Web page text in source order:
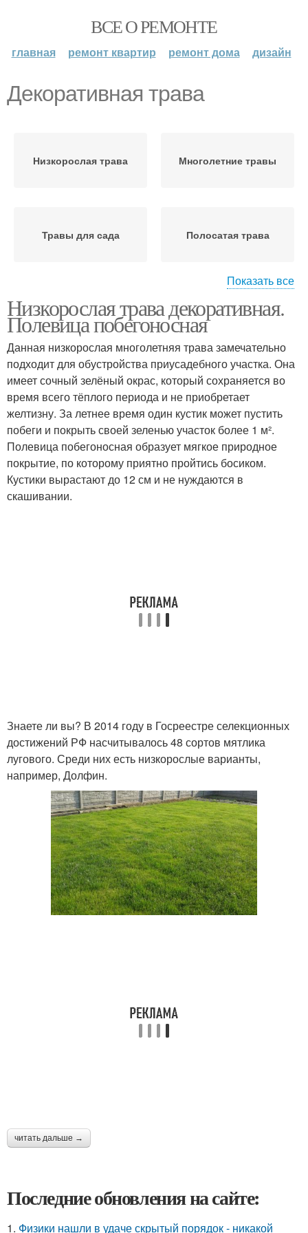
ВСЕ О РЕМОНТЕ
главная ремонт квартир ремонт дома дизайн
Декоративная трава
Низкорослая трава Многолетние травы
Травы для сада Полосатая трава
Декоративные травы
дизайне
Трава для сада
Показать все
Низкорослая трава декоративная.
Полевица побегоносная
Данная низкорослая многолетняя трава замечательно
подходит для обустройства приусадебного участка. Она
имеет сочный зелёный окрас, который сохраняется во
время всего тёплого периода и не приобретает
желтизну. За летнее время один кустик может пустить
побеги и покрыть своей зеленью участок более 1 м².
Полевица побегоносная образует мягкое природное
покрытие, по которому приятно пройтись босиком.
Кустики вырастают до 12 см и не нуждаются в
скашивании.
Знаете ли вы? В 2014 году в Госреестре селекционных
достижений РФ насчитывалось 48 сортов мятлика
лугового. Среди них есть низкорослые варианты,
например, Долфин.
читать дальше →
Последние обновления на сайте:
1. Физики нашли в удаче скрытый порядок - никакой